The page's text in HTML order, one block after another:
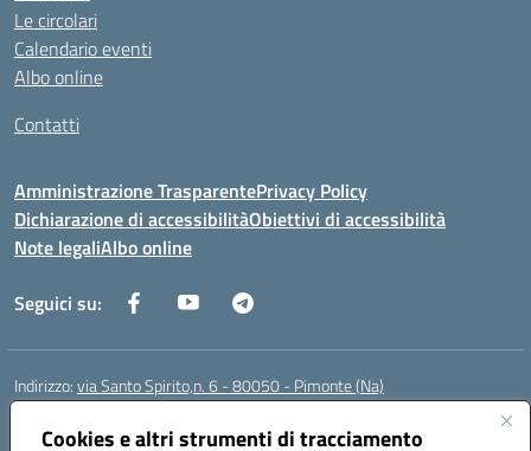
Cookies e altri strumenti di tracciamento
Le circolari
Calendario eventi
Albo online
Contatti
Amministrazione TrasparentePrivacy Policy
Dichiarazione di accessibilitàObiettivi di accessibilità
Note legaliAlbo online
Seguici su:
Indirizzo:via Santo Spirito,n. 6 - 80050 - Pimonte (Na)
Centralino:
Posta elettronica certificata (PEC):naic86400x@pec.istruzione.it